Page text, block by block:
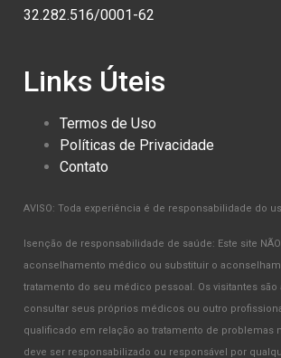
32.282.516/0001-62
Links Úteis
Termos de Uso
Políticas de Privacidade
Contato
AVISO: Toda experiência é de responsabilidade do
Isenção de responsabilidade de saúde: Este site
aconselhamento médico ou substituir o
tratamento do seu médico pessoal. Os visitantes são
consultar seus próprios médicos ou outro
qualificado em relação ao tratamento de problemas
deve ser responsabilizado ou responsável por